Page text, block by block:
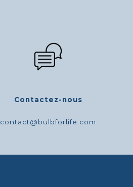
Contactez-nous
contact@bulbforlife.com